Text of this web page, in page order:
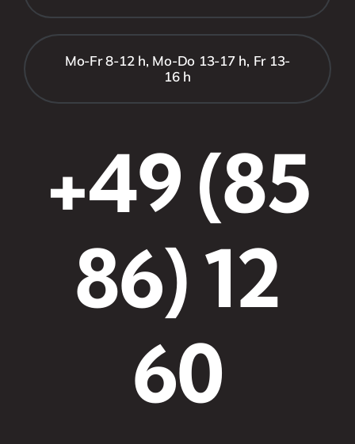
Mo-Fr 8-12 h, Mo-Do 13-17 h, Fr 13-
16 h
+49 (85
86) 12
60